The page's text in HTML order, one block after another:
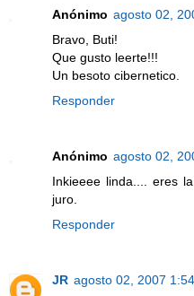
Anónimo agosto 02,
Bravo, Buti!
Que gusto leerte!!!
Un besoto cibernetico.
Responder
Anónimo agosto 02,
Inkieeee linda.... eres
juro.
Responder
JR agosto 02, 2007 1:54